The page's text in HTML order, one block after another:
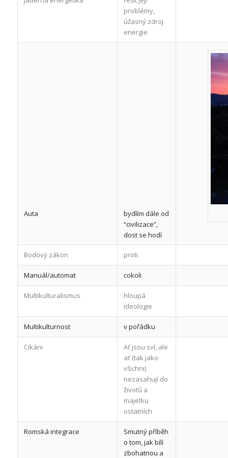
problémy,
úžasný zdroj
energie
Auta
bydlím dále od
“civilizace”,
dost se hodí
Bodový zákon proti
Manuál/automat cokoli
Multikulturalismus
hloupá
ideologie
Multikulturnost v pořádku
Cikáni
Ať jsou sví, ale
ať (tak jako
všichni)
nezasahují do
životů a
majetku
ostatních
Romská integrace
Smutný příběh
o tom, jak bílí
zbohatnou a